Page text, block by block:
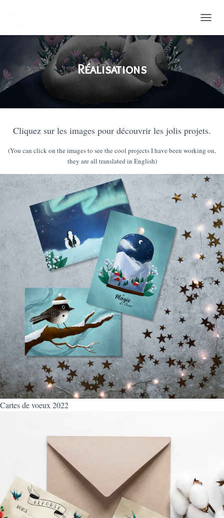
Réalisations
Cliquez sur les images pour découvrir les jolis projets.
(You can click on the images to see the cool projects I have been working on,
they are all translated in English)
Cartes de voeux 2022